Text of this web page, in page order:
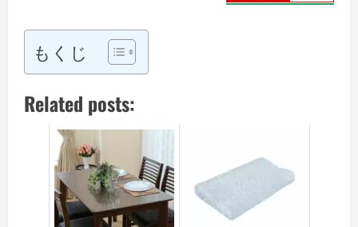
もくじ
Related posts: